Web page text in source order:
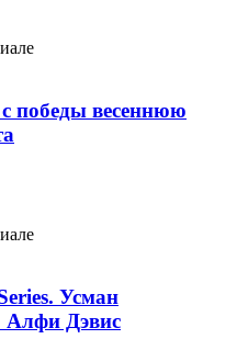
победы весеннюю
Усман
Дэвис